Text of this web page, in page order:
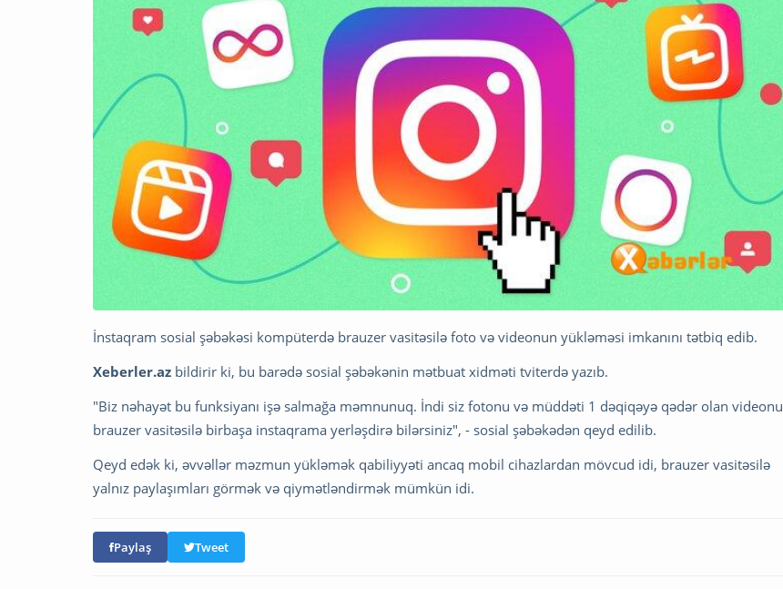
İnstaqram sosial şəbəkəsi kompüterdə brauzer vasitəsilə foto və videonun yükləməsi imkanını tətbiq edib.
Xeberler.az bildirir ki, bu barədə sosial şəbəkənin mətbuat xidməti tviterdə yazıb.
"Biz nəhayət bu funksiyanı işə salmağa məmnunuq. İndi siz fotonu və müddəti 1 dəqiqəyə qədər olan videonu
brauzer vasitəsilə birbaşa instaqrama yerləşdirə bilərsiniz", - sosial şəbəkədən qeyd edilib.
Qeyd edək ki, əvvəllər məzmun yükləmək qabiliyyəti ancaq mobil cihazlardan mövcud idi, brauzer vasitəsilə
yalnız paylaşımları görmək və qiymətləndirmək mümkün idi.
Paylaş Tweet